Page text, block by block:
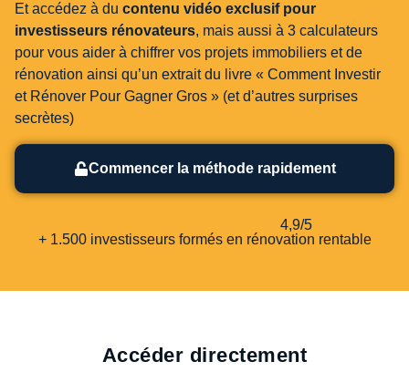
Et accédez à du contenu vidéo exclusif pour
investisseurs rénovateurs, mais aussi à 3 calculateurs
pour vous aider à chiffrer vos projets immobiliers et de
rénovation ainsi qu’un extrait du livre « Comment Investir
et Rénover Pour Gagner Gros » (et d’autres surprises
secrètes)
Commencer la méthode rapidement
4,9/5
+ 1.500 investisseurs formés en rénovation rentable
Accéder directement